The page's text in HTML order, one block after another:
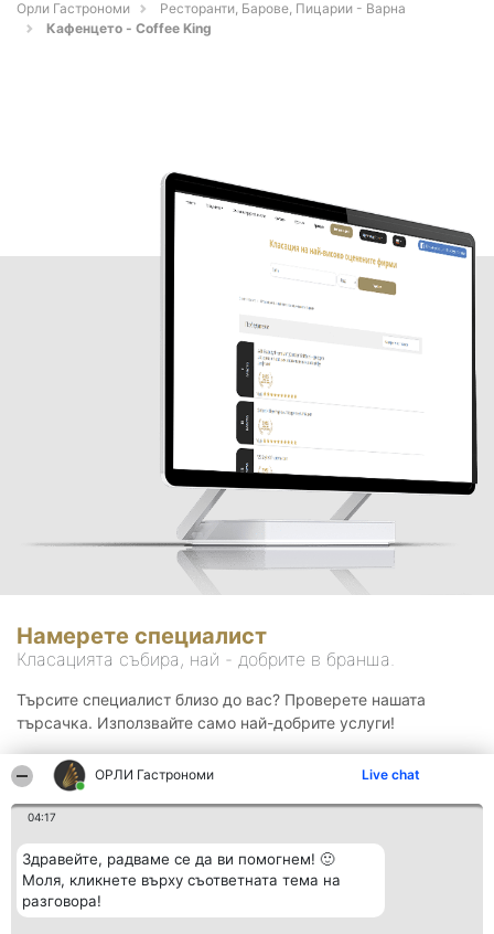
ОРЛИ Гастрономи Live chat
04:17
Здравейте, радваме се да ви помогнем! 🙂
Моля, кликнете върху съответната тема на
разговора!
Орли Гастрономи
Ресторанти, Барове, Пицарии - Варна
Кафенцето - Coffee King
Намерете специалист
Класацията събира, най - добрите в бранша.
Търсите специалист близо до вас? Проверете нашата
търсачка. Използвайте само най-добрите услуги!